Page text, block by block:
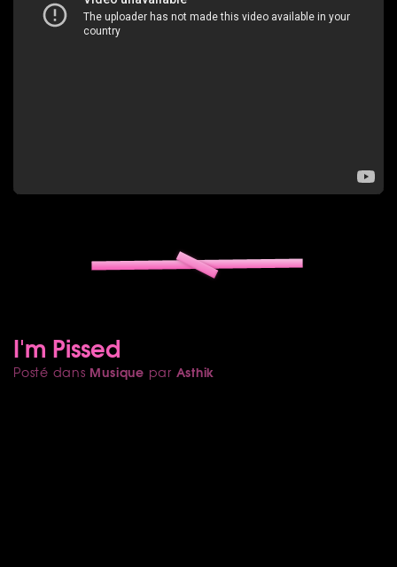
I'm Pissed
Posté dans Musique par Asthik